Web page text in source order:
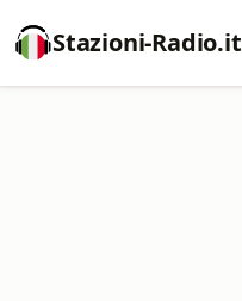
Stazioni-Radio.it